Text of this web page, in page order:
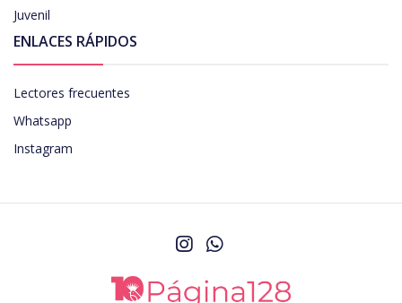
Juvenil
ENLACES RÁPIDOS
Lectores frecuentes
Whatsapp
Instagram